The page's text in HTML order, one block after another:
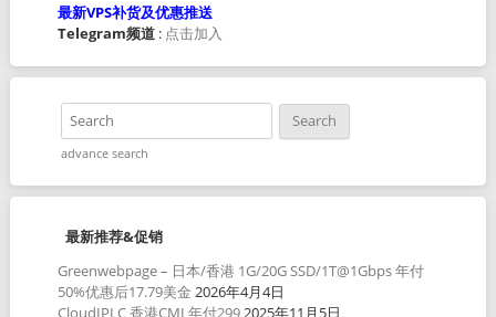
最新VPS补货及优惠推送
Telegram频道: 点击加入
advance search
最新推荐&促销
Greenwebpage – 日本/香港 1G/20G SSD/1T@1Gbps 年付
50%优惠后17.79美金 2026年4月4日
CloudIPLC 香港CMI 年付2992025年11月5日